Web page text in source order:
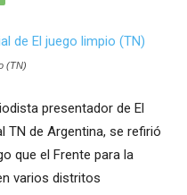
(TN)
presentador de El
TN de Argentina, se refirió
que el Frente para la
varios distritos